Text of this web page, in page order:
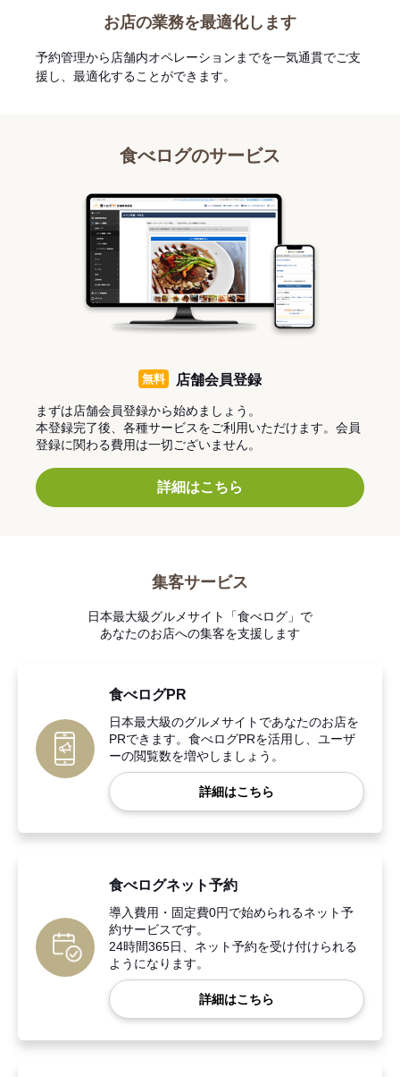
お店の業務を最適化します
予約管理から店舗内オペレーションまでを一気通貫でご支
援し、最適化することができます。
食べログのサービス
無料 店舗会員登録
まずは店舗会員登録から始めましょう。
本登録完了後、各種サービスをご利用いただけます。会員
登録に関わる費用は一切ございません。
詳細はこちら
集客サービス
日本最大級グルメサイト「食べログ」で
あなたのお店への集客を支援します
食べログPR
日本最大級のグルメサイトであなたのお店を
PRできます。食べログPRを活用し、ユーザ
ーの閲覧数を増やしましょう。
詳細はこちら
食べログネット予約
導入費用・固定費0円で始められるネット予
約サービスです。
24時間365日、ネット予約を受け付けられる
ようになります。
詳細はこちら